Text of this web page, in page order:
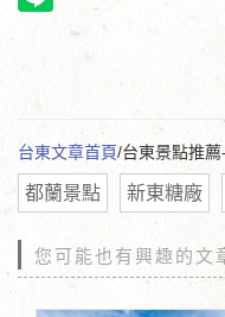
台東文章首頁/台東景點推
都蘭景點 新東糖廠
您可能也有興趣的文